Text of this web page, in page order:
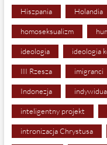
Hiszpania Holandia
homoseksualizm
ideologia ideologia
III Rzesza imigranci
Indonezja
inteligentny projekt
intronizacja Chrystusa